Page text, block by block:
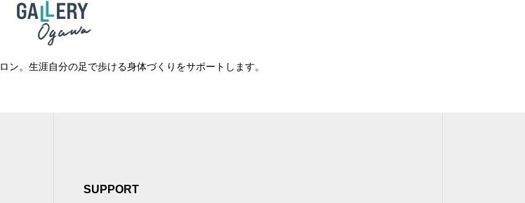
ン。生涯自分の足で歩ける身体づくりをサポートします。
SUPPORT